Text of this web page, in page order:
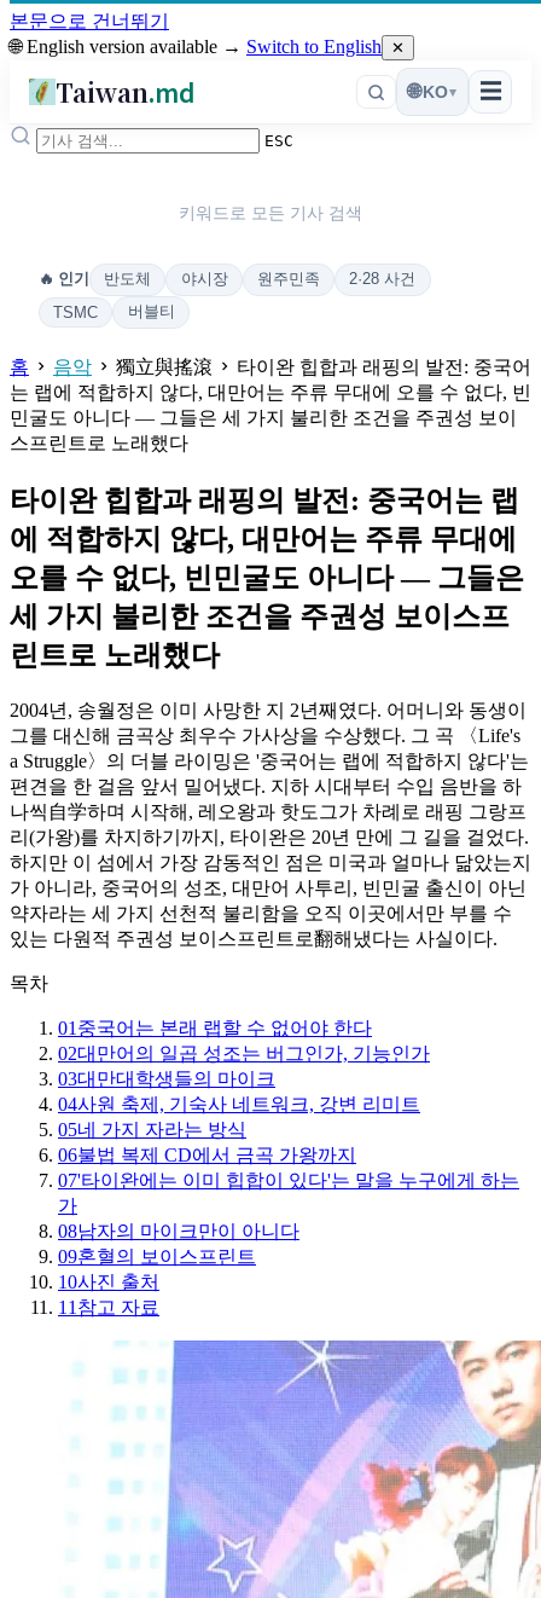
본문으로 건너뛰기
🌐 English version available → Switch to English ✕
Taiwan.md ☰
🌐KO▾
ESC
키워드로 모든 기사 검색
🔥 인기 반도체 야시장 원주민족
2·28 사건
TSMC
버블티
홈 음악 獨立與搖滾
타이완 힙합과 래핑의 발전: 중국어
는 랩에 적합하지 않다, 대만어는 주류 무대에 오를 수 없다, 빈
민굴도 아니다 — 그들은 세 가지 불리한 조건을 주권성 보이
스프린트로 노래했다
타이완 힙합과 래핑의 발전: 중국어는 랩
에 적합하지 않다, 대만어는 주류 무대에
오를 수 없다, 빈민굴도 아니다 — 그들은
세 가지 불리한 조건을 주권성 보이스프
린트로 노래했다
2004년, 송월정은 이미 사망한 지 2년째였다. 어머니와 동생이
그를 대신해 금곡상 최우수 가사상을 수상했다. 그 곡 〈Life's
a Struggle〉의 더블 라이밍은 '중국어는 랩에 적합하지 않다'는
편견을 한 걸음 앞서 밀어냈다. 지하 시대부터 수입 음반을 하
나씩自学하며 시작해, 레오왕과 핫도그가 차례로 래핑 그랑프
리(가왕)를 차지하기까지, 타이완은 20년 만에 그 길을 걸었다.
하지만 이 섬에서 가장 감동적인 점은 미국과 얼마나 닮았는지
가 아니라, 중국어의 성조, 대만어 사투리, 빈민굴 출신이 아닌
약자라는 세 가지 선천적 불리함을 오직 이곳에서만 부를 수
있는 다원적 주권성 보이스프린트로翻해냈다는 사실이다.
목차
01 중국어는 본래 랩할 수 없어야 한다
02대만어의 일곱 성조는 버그인가, 기능인가
03대만대학생들의 마이크
04사원 축제, 기숙사 네트워크, 강변 리미트
05네 가지 자라는 방식
06불법 복제 CD에서 금곡 가왕까지
07'타이완에는 이미 힙합이 있다'는 말을 누구에게 하는
가
08남자의 마이크만이 아니다
09혼혈의 보이스프린트
10사진 출처
11 참고 자료